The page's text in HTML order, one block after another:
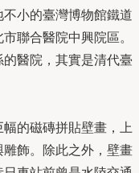
小的臺灣博物館鐵道
聯合醫院中興院區。
醫院，其實是清代臺
的磁磚拼貼壁畫，上
飾。除此之外，壁畫